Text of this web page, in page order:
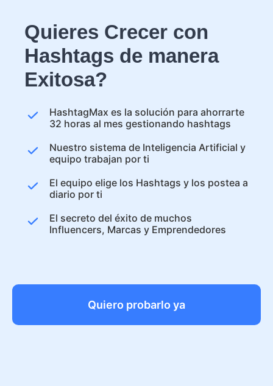
Quieres Crecer con
Hashtags de manera
Exitosa?
HashtagMax es la solución para ahorrarte
32 horas al mes gestionando hashtags
Nuestro sistema de Inteligencia Artificial y
equipo trabajan por ti
El equipo elige los Hashtags y los postea a
diario por ti
El secreto del éxito de muchos
Influencers, Marcas y Emprendedores
Quiero probarlo ya